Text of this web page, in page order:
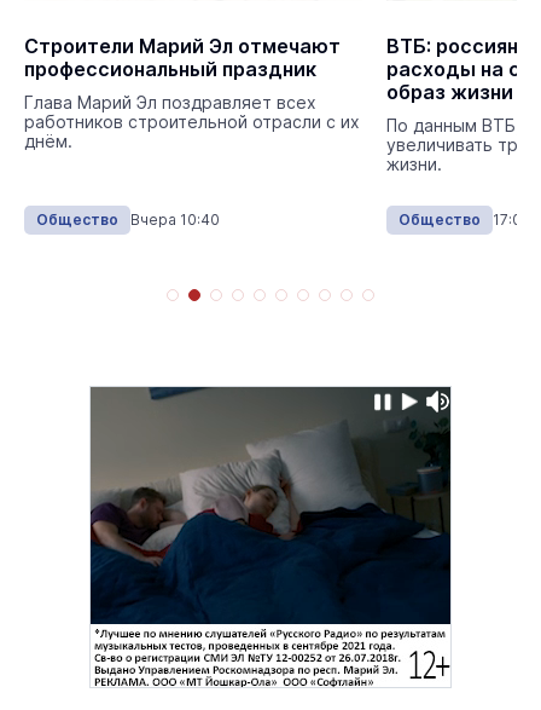
Строители Марий Эл отмечают
профессиональный праздник
Глава Марий Эл поздравляет всех
работников строительной отрасли с их
днём.
Общество Вчера 10:40
ВТБ: россияне
расходы на
образ жизни
По данным ВТБ,
увеличивать
жизни.
Общество 17:00